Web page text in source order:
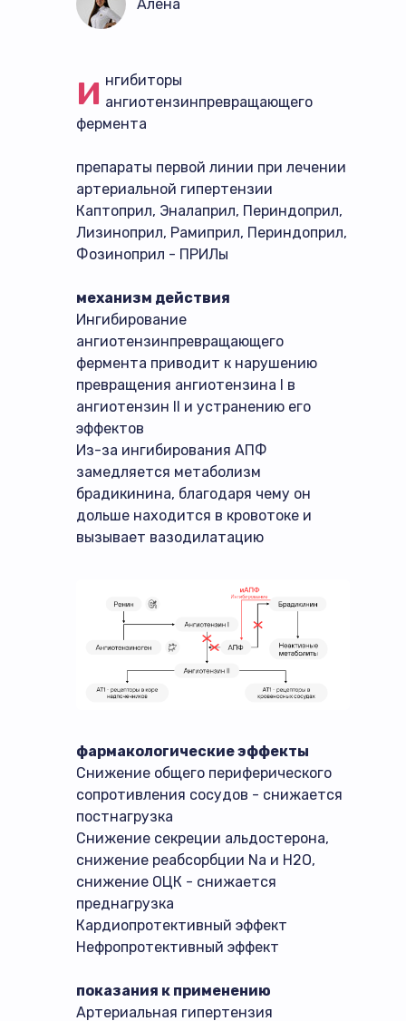
Алёна
и нгибиторы
ангиотензинпревращающего
фермента
препараты первой линии при лечении
артериальной гипертензии
Каптоприл, Эналаприл, Периндоприл,
Лизиноприл, Рамиприл, Периндоприл,
Фозиноприл - ПРИЛы
механизм действия
Ингибирование
ангиотензинпревращающего
фермента приводит к нарушению
превращения ангиотензина I в
ангиотензин II и устранению его
эффектов
Из-за ингибирования АПФ
замедляется метаболизм
брадикинина, благодаря чему он
дольше находится в кровотоке и
вызывает вазодилатацию
фармакологические эффекты
Снижение общего периферического
сопротивления сосудов - снижается
постнагрузка
Снижение секреции альдостерона,
снижение реабсорбции Na и H2O,
снижение ОЦК - снижается
преднагрузка
Кардиопротективный эффект
Нефропротективный эффект
показания к применению
Артериальная гипертензия